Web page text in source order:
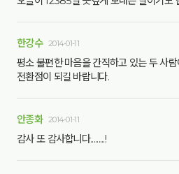
한강수 2014-01-11
평소 불편한 마음을 간직하고 있는 두 사
전환점이 되길 바랍니다.
안종화 2014-01-11
감사 또 감사합니다.........!